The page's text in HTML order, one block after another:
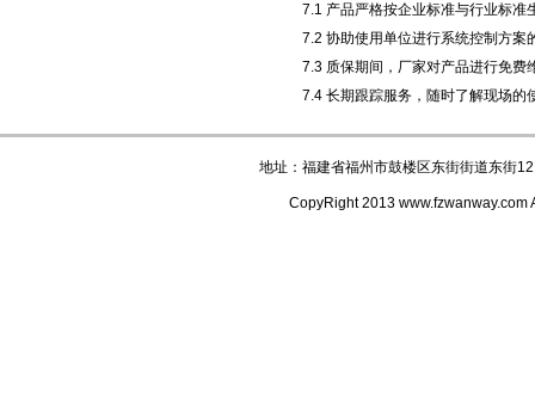
7.1 产品严格按企业标准与行业标准
7.2 协助使用单位进行系统控制方案
7.3 质保期间，厂家对产品进行免费
7.4 长期跟踪服务，随时了解现场的
地址：福建省福州市鼓楼区东街街道东街
CopyRight 2013 www.fzwanway.com